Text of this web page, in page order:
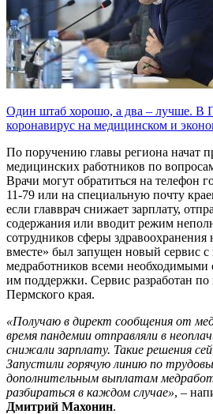
Один штаб хорошо, а два – лучше. В
коронавирус на медицинском и
По поручению главы региона начат
медицинских работников по
Врачи могут обратиться на телефон
11-79 или на специальную почту
если главврач снижает зарплату,
содержания или вводит режим
сотрудников сферы здравоохранения
вместе» был запущен новый сервис с
медработников всеми необходимыми
им поддержки. Сервис разработан
Пермского края.
«Получаю в директ сообщения от
время пандемии отправляли в
снижали зарплату. Такие решения
Запустили горячую линию по
дополнительным выплатам
разбираться в каждом случае», –
Дмитрий Махонин.